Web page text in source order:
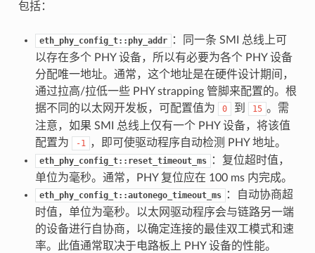
包括：
eth_phy_config_t::phy_addr
：同一条 SMI 总线上可
以存在多个 PHY 设备，所以有必要为各个 PHY 设备
分配唯一地址。通常，这个地址是在硬件设计期间，
通过拉高/拉低一些 PHY strapping 管脚来配置的。根
据不同的以太网开发板，可配置值为
0 到 15 。需
注意，如果 SMI 总线上仅有一个 PHY 设备，将该值
配置为
-1 ，即可使驱动程序自动检测 PHY 地址。
eth_phy_config_t::reset_timeout_ms
：复位超时值，
单位为毫秒。通常，PHY 复位应在 100 ms 内完成。
eth_phy_config_t::autonego_timeout_ms
：自动协商超
时值，单位为毫秒。以太网驱动程序会与链路另一端
的设备进行自协商，以确定连接的最佳双工模式和速
率。此值通常取决于电路板上 PHY 设备的性能。